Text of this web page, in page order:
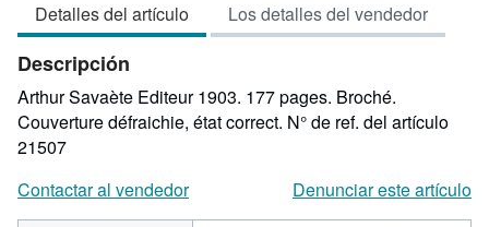
3
de
5
estrellas
Detalles del artículo Los detalles del vendedor
Descripción
Arthur Savaète Editeur 1903. 177 pages. Broché.
Couverture défraichie, état correct. N° de ref. del artículo
21507
Contactar al vendedor
Denunciar este artículo